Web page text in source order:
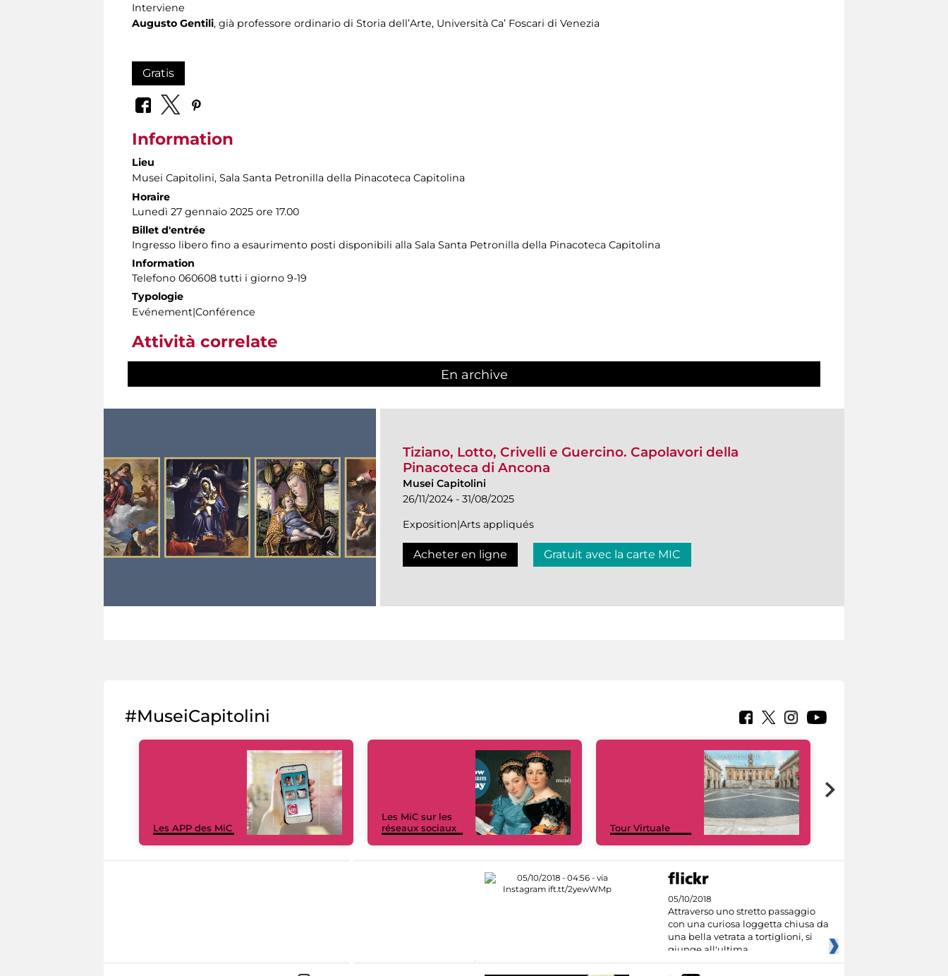
Interviene
Augusto Gentili, già professore ordinario di Storia dell’Arte, Università Ca’ Foscari di Venezia
Gratis
Information
Lieu
Musei Capitolini, Sala Santa Petronilla della Pinacoteca Capitolina
Horaire
Lunedì 27 gennaio 2025 ore 17.00
Billet d'entrée
Ingresso libero fino a esaurimento posti disponibili alla Sala Santa Petronilla della Pinacoteca Capitolina
Information
Telefono 060608 tutti i giorno 9-19
Typologie
Evénement|Conférence
Attività correlate
En archive
Tiziano, Lotto, Crivelli e Guercino. Capolavori della
Pinacoteca di Ancona
Musei Capitolini
26/11/2024 - 31/08/2025
Exposition|Arts appliqués
Acheter en ligne Gratuit avec la carte MIC
#MuseiCapitolini
Les APP des MiC
Les MiC sur les
réseaux sociaux
Tour Virtuale
05/10/2018
Attraverso uno stretto passaggio
con una curiosa loggetta chiusa da
una bella vetrata a tortiglioni, si
giunge all'ultima